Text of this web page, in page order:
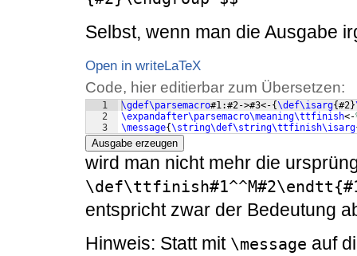
Selbst, wenn man die Ausgabe
Open in writeLaTeX
Code, hier editierbar zum Übersetzen:
1
2
3
\gdef\parsemacro#1:#2->#3<-{\def\isarg{#2}
\expandafter\parsemacro\meaning\ttfinish<-
\message{\string\def\string\ttfinish\isarg
Ausgabe erzeugen
wird man nicht mehr die
entspricht zwar der Bedeutung
Hinweis: Statt mit \message auf